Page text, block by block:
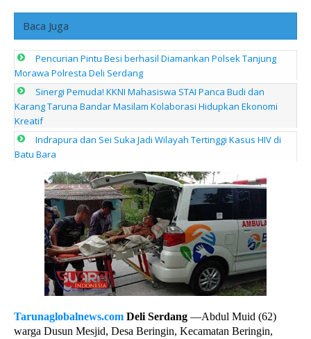
Baca Juga
Pencurian Pintu Besi berhasil Diamankan Polsek Tanjung
Morawa Polresta Deli Serdang
Sinergi Pemuda! KKNI Mahasiswa STAI Panca Budi dan
Karang Taruna Bandar Masilam Kolaborasi Hidupkan Ekonomi
Kreatif
Indrapura dan Sei Suka Jadi Wilayah Tertinggi Kasus HIV di
Batu Bara
Tarunaglobalnews.com Deli Serdang —Abdul Muid (62)
warga Dusun Mesjid, Desa Beringin, Kecamatan Beringin,